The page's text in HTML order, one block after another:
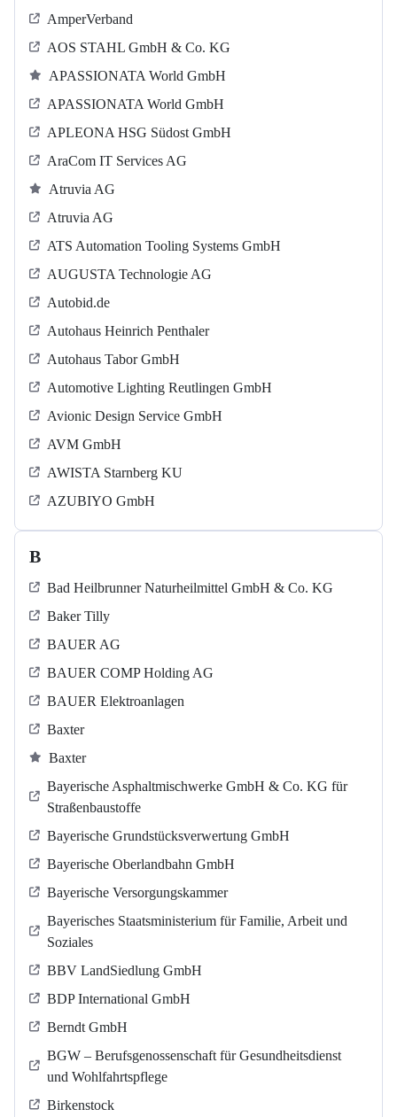
AmperVerband
AOS STAHL GmbH & Co. KG
APASSIONATA World GmbH
APASSIONATA World GmbH
APLEONA HSG Südost GmbH
AraCom IT Services AG
Atruvia AG
Atruvia AG
ATS Automation Tooling Systems GmbH
AUGUSTA Technologie AG
Autobid.de
Autohaus Heinrich Penthaler
Autohaus Tabor GmbH
Automotive Lighting Reutlingen GmbH
Avionic Design Service GmbH
AVM GmbH
AWISTA Starnberg KU
AZUBIYO GmbH
B
Bad Heilbrunner Naturheilmittel GmbH & Co. KG
Baker Tilly
BAUER AG
BAUER COMP Holding AG
BAUER Elektroanlagen
Baxter
Baxter
Bayerische Asphaltmischwerke GmbH & Co. KG für
Straßenbaustoffe
Bayerische Grundstücksverwertung GmbH
Bayerische Oberlandbahn GmbH
Bayerische Versorgungskammer
Bayerisches Staatsministerium für Familie, Arbeit und
Soziales
BBV LandSiedlung GmbH
BDP International GmbH
Berndt GmbH
BGW – Berufsgenossenschaft für Gesundheitsdienst
und Wohlfahrtspflege
Birkenstock